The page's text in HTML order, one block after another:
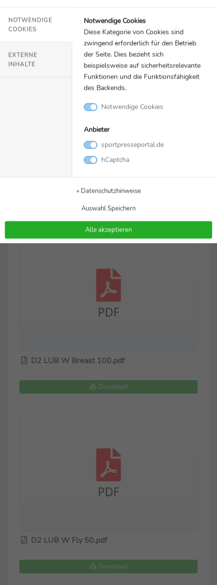
Download
Download
D2 LUB W Breast 100.pdf
-
Download
D2 LUB W Fly 50.pdf
-
Download
NOTWENDIGE
COOKIES
EXTERNE
INHALTE
Notwendige Cookies
Diese Kategorie von Cookies sind
zwingend erforderlich für den Betrieb
der Seite. Dies bezieht sich
beispielsweise auf sicherheitsrelevante
Funktionen und die Funktionsfähigkeit
des Backends.
Notwendige Cookies
Anbieter
sportpresseportal.de
hCaptcha
» Datenschutzhinweise
Auswahl Speichern
Alle akzeptieren